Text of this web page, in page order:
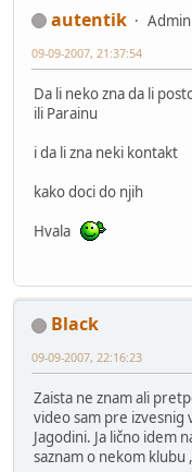
autentik
09-09-2007, 21:37:54
Da li neko zna da li
ili Parainu
i da li zna neki kontakt
kako doci do njih
Hvala
Black
09-09-2007, 22:16:23
Zaista ne znam ali
video sam pre
Jagodini. Ja lično idem
saznam o nekom klubu